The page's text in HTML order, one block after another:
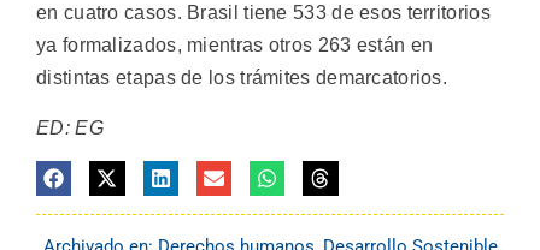
en cuatro casos. Brasil tiene 533 de esos territorios
ya formalizados, mientras otros 263 están en
distintas etapas de los trámites demarcatorios.
ED: EG